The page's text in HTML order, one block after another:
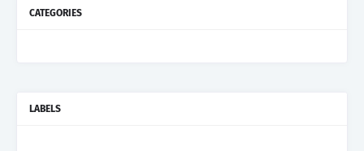
CATEGORIES
LABELS